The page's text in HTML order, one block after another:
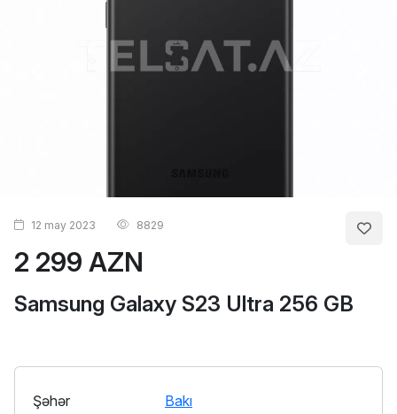
2 299 AZN
Samsung Galaxy S23 Ultra 256 GB
12 may 2023 8829
Şəhər
Bakı